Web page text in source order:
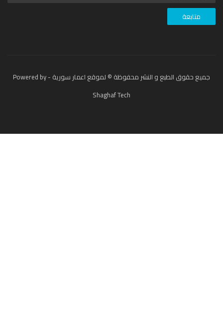
جميع حقوق الطبع و النشر محفوظة © لموقع اعمار سورية - Powered by
Shaghaf Tech